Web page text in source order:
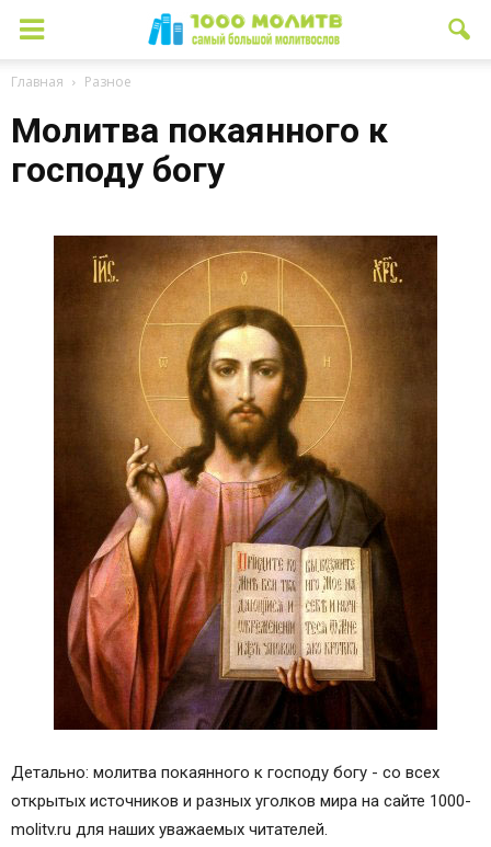
Главная Разное
Молитва покаянного к
господу богу
Детально: молитва покаянного к господу богу - со всех
открытых источников и разных уголков мира на сайте 1000-
molitv.ru для наших уважаемых читателей.